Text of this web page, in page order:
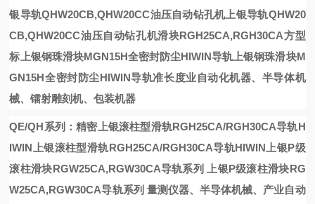
银导轨QHW20CB,QHW20CC油压自动钻孔机上银导轨QHW20
CB,QHW20CC油压自动钻孔机滑块RGH25CA,RGH30CA方型
标 上银钢珠滑块MGN15H全密封防尘HIWIN导轨 上银钢珠滑块M
GN15H全密封防尘HIWIN导轨准长度业自动化机器、半导体机
械、镭射雕刻机、包装机器
QE/QH系列：精密上银滚柱型滑轨RGH25CA/RGH30CA导轨H
IWIN 上银滚柱型滑轨RGH25CA/RGH30CA导轨HIWIN 上银P级
滚柱滑块RGW25CA,RGW30CA导轨系列
上银P级滚柱滑块RG
W25CA,RGW30CA导轨系列 量测仪器、半导体机械、产业自动